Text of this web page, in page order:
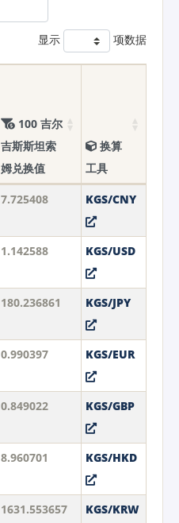
显示 项数据
100 吉尔
吉斯斯坦索
姆兑换值
换算
工具
7.725408 KGS/CNY
1.142588 KGS/USD
180.236861 KGS/JPY
0.990397 KGS/EUR
0.849022 KGS/GBP
8.960701 KGS/HKD
1631.553657 KGS/KRW